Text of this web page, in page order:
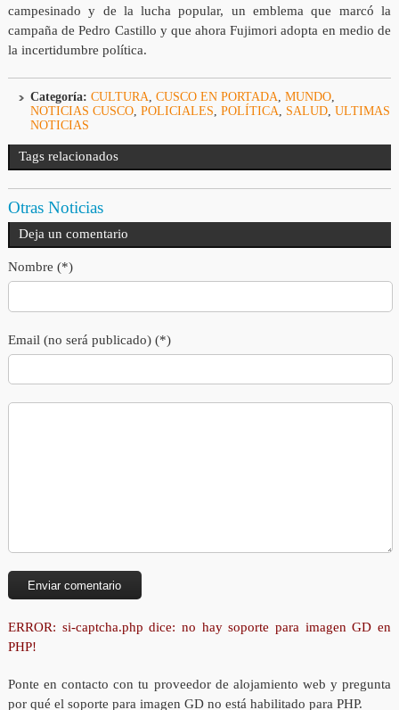
campesinado y de la lucha popular, un emblema que marcó la
campaña de Pedro Castillo y que ahora Fujimori adopta en medio de
la incertidumbre política.
Categoría: CULTURA, CUSCO EN PORTADA, MUNDO,
NOTICIAS CUSCO, POLICIALES, POLÍTICA, SALUD, ULTIMAS
NOTICIAS
Tags relacionados
Otras Noticias
Deja un comentario
Nombre (*)
Email (no será publicado) (*)
ERROR: si-captcha.php dice: no hay soporte para imagen GD en
PHP!
Ponte en contacto con tu proveedor de alojamiento web y pregunta
por qué el soporte para imagen GD no está habilitado para PHP.